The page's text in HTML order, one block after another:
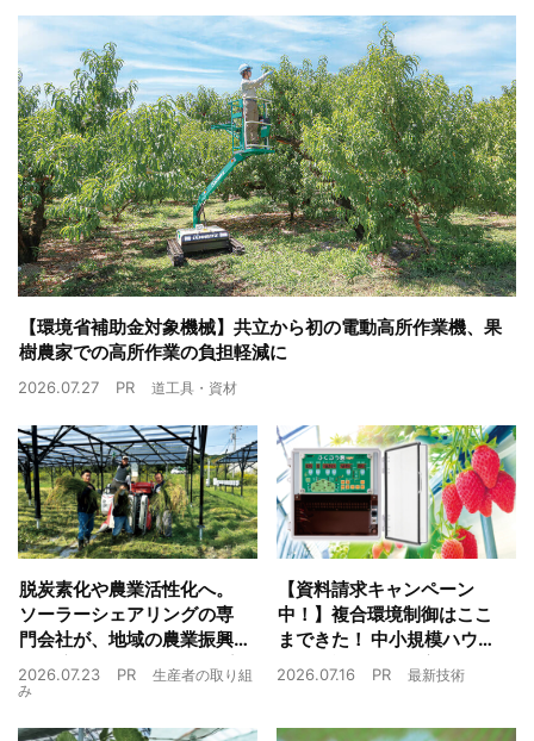
【環境省補助金対象機械】共立から初の電動高所作業機、果
樹農家での高所作業の負担軽減に
2026.07.27 PR 道工具・資材
脱炭素化や農業活性化へ。
ソーラーシェアリングの専
門会社が、地域の農業振興
や経済循環をワンストップ
でサポート
2026.07.23 PR
生産者の取り組
み
【資料請求キャンペーン
中！】複合環境制御はここ
まできた！ 中小規模ハウス
でも検討しやすい高コスパ
複合環境制御装置が誕生
2026.07.16 PR 最新技術